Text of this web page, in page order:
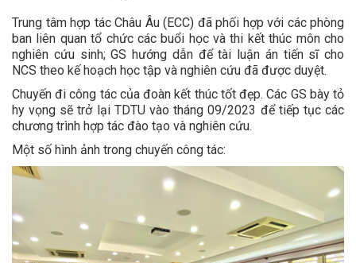
Trung tâm hợp tác Châu Âu (ECC) đã phối hợp với các phòng
ban liên quan tổ chức các buổi học và thi kết thúc môn cho
nghiên cứu sinh; GS hướng dẫn để tài luận án tiến sĩ cho
NCS theo kế hoạch học tập và nghiên cứu đã được duyệt.
Chuyến đi công tác của đoàn kết thúc tốt đẹp. Các GS bày tỏ
hy vọng sẽ trở lại TDTU vào tháng 09/2023 để tiếp tục các
chương trình hợp tác đào tạo và nghiên cứu.
Một số hình ảnh trong chuyến công tác: